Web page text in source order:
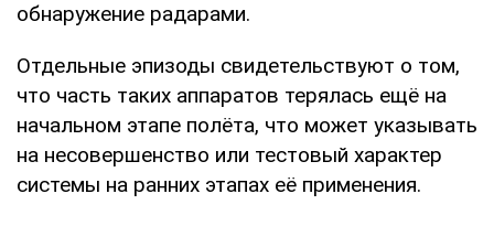
обнаружение радарами.
Отдельные эпизоды свидетельствуют о том,
что часть таких аппаратов терялась ещё на
начальном этапе полёта, что может указывать
на несовершенство или тестовый характер
системы на ранних этапах её применения.